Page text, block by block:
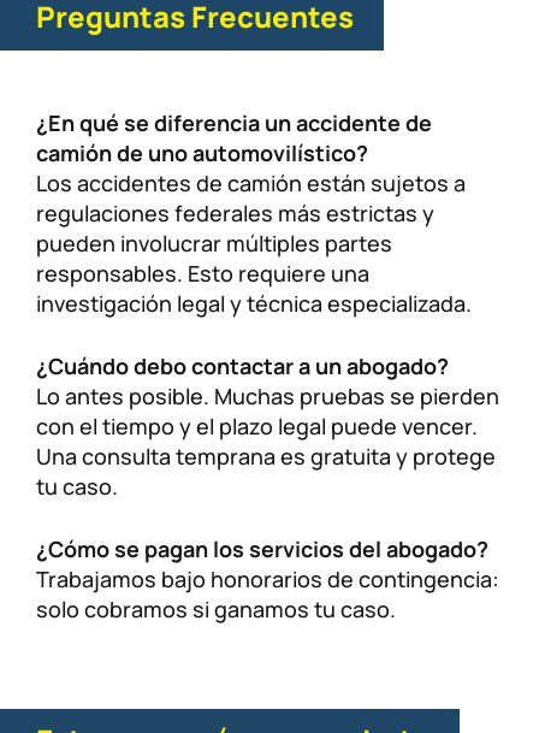
Preguntas Frecuentes
¿En qué se diferencia un accidente de
camión de uno automovilístico?
Los accidentes de camión están sujetos a
regulaciones federales más estrictas y
pueden involucrar múltiples partes
responsables. Esto requiere una
investigación legal y técnica especializada.
¿Cuándo debo contactar a un abogado?
Lo antes posible. Muchas pruebas se pierden
con el tiempo y el plazo legal puede vencer.
Una consulta temprana es gratuita y protege
tu caso.
¿Cómo se pagan los servicios del abogado?
Trabajamos bajo honorarios de contingencia:
solo cobramos si ganamos tu caso.